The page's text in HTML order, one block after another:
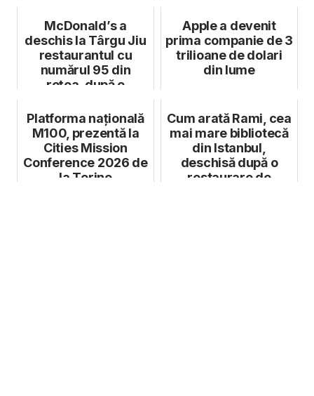
McDonald’s a
deschis la Târgu Jiu
restaurantul cu
numărul 95 din
rețea, după o
1...
Apple a devenit
prima companie de 3
trilioane de dolari
din lume
Platforma națională
M100, prezentă la
Cities Mission
Conference 2026 de
la Torino
Cum arată Rami, cea
mai mare bibliotecă
din Istanbul,
deschisă după o
restaurare de